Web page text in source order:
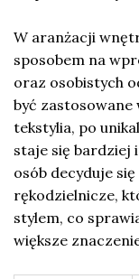
W aranżacji
sposobem na
oraz osobistych
być
tekstylia, po
staje się bardziej
osób decyduje
rękodzielnicze,
stylem, co
większe